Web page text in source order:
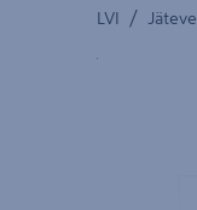
LVI /